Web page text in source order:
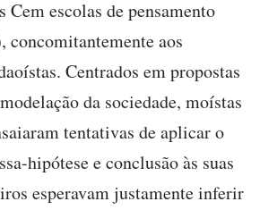
escolas de pensamento
concomitantemente aos
Centrados em propostas
da sociedade, moístas
tentativas de aplicar o
hipótese e conclusão às suas
esperavam justamente inferir